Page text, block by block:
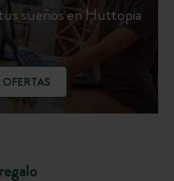
sueños en Huttopia